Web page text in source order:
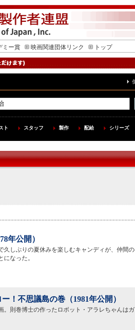
ミー賞 映画関連団体リンク トップ
ト スタッフ 製作 配給 シリーズ
年公開）
しぶりの夏休みを楽しむキャンディが、仲間
なった。
！不思議島の巻（1981年公開）
則巻博士の作ったロボット・アラレちゃんは